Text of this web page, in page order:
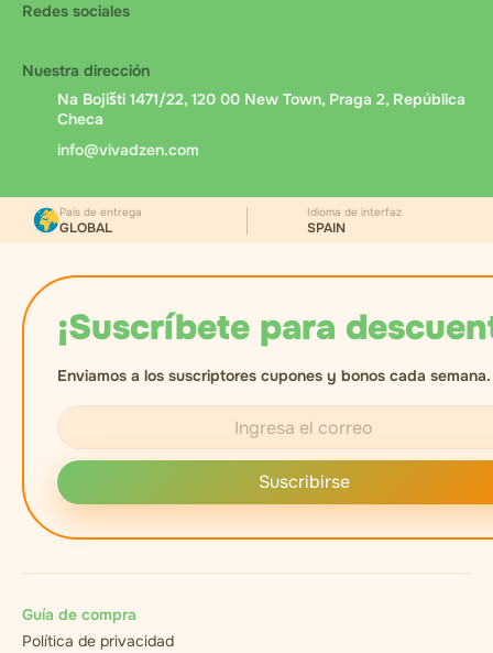
Redes sociales
Nuestra dirección
Na Bojišti 1471/22, 120 00 New Town, Praga 2, República
Checa
info@vivadzen.com
¡Suscríbete para
Enviamos a los suscriptores cupones y bonos cada semana.
Suscribirse
País de entrega
GLOBAL
Idioma de interfaz
SPAIN
Guía de compra
Política de privacidad